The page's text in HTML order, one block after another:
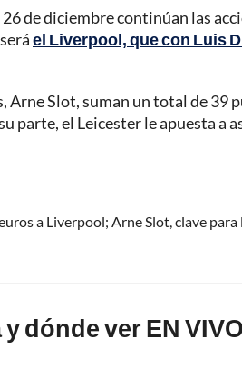
de diciembre continúan las
el Liverpool, que con Luis
Slot, suman un total de 39
parte, el Leicester le apuesta a
a Liverpool; Arne Slot, clave
dónde ver EN